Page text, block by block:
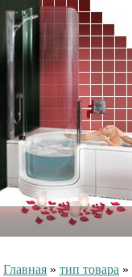
Главная » тип товара »